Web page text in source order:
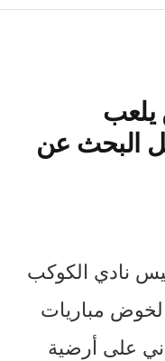
يلعب
البحث عن
نادي الكوكب
مباريات
على أرضية